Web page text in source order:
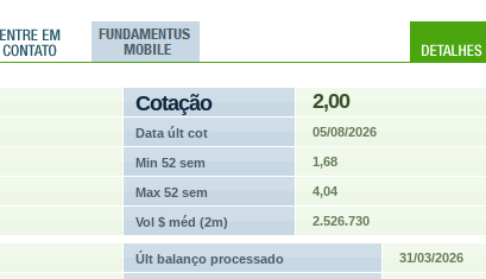
Cotação 2,00
Data últ cot 05/08/2026
Min 52 sem 1,68
Max 52 sem 4,04
Vol $ méd (2m) 2.526.730
Últ balanço processado 31/03/2026